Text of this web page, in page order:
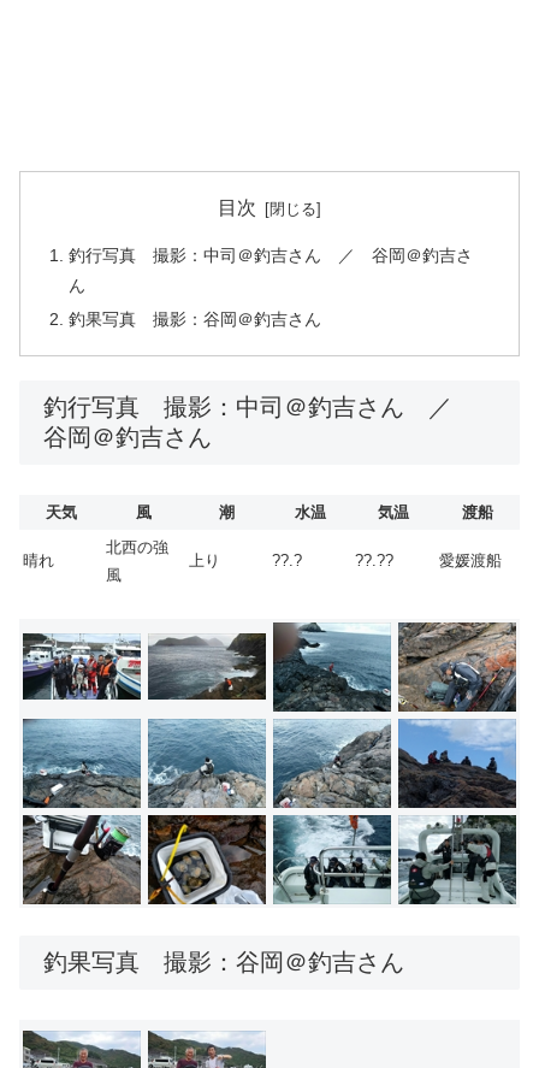
目次
釣行写真 撮影：中司＠釣吉さん ／ 谷岡＠釣吉さ
ん
釣果写真 撮影：谷岡＠釣吉さん
釣行写真 撮影：中司＠釣吉さん ／
谷岡＠釣吉さん
天気 風 潮 水温 気温 渡船
晴れ
北西の強
風
上り ??.? ??.?? 愛媛渡船
釣果写真 撮影：谷岡＠釣吉さん